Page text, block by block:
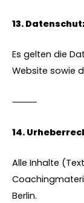
13.⁠
Es gelten die
Website sowie
⸻
14.⁠
Alle Inhalte
Berlin.